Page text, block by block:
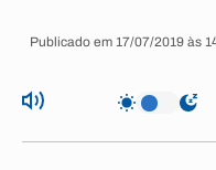
Publicado em 17/07/2019 às